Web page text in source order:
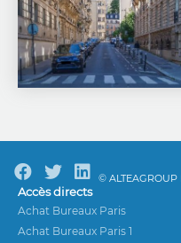
© ALTEAGROUP
Accès directs
Achat Bureaux Paris
Achat Bureaux Paris 1